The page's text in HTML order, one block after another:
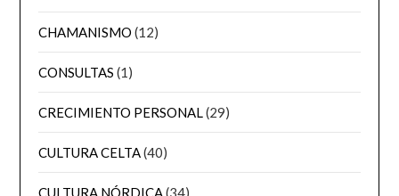
CHAMANISMO (12)
CONSULTAS (1)
CRECIMIENTO PERSONAL (29)
CULTURA CELTA(40)
CULTURA NÓRDICA(34)